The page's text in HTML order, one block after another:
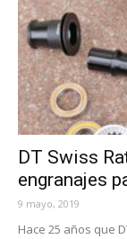
DT Swiss
engranajes
9 mayo, 2019
Hace 25 años que